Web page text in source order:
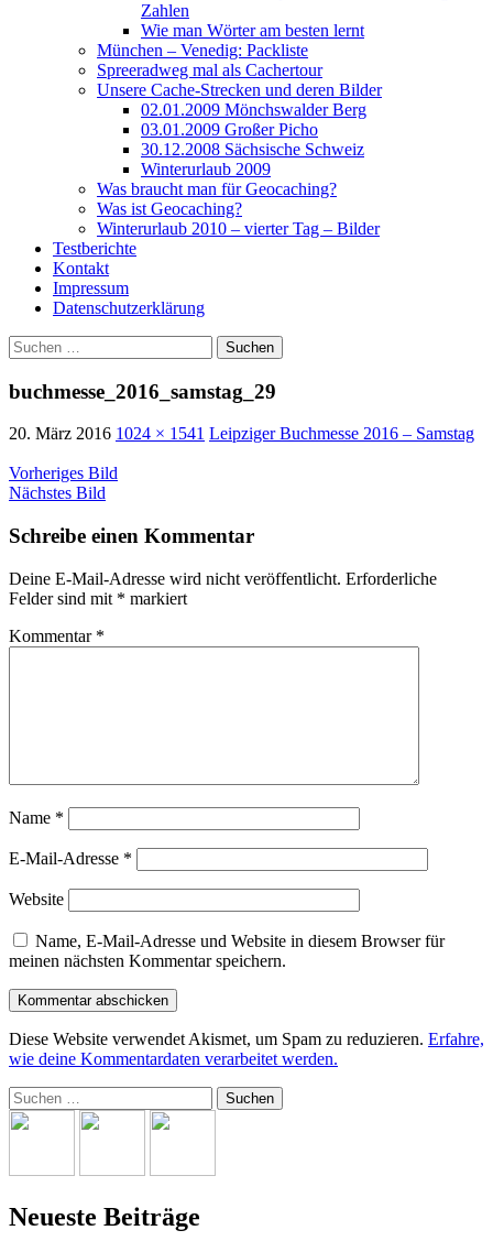
Zahlen
Wie man Wörter am besten lernt
München – Venedig: Packliste
Spreeradweg mal als Cachertour
Unsere Cache-Strecken und deren Bilder
02.01.2009 Mönchswalder Berg
03.01.2009 Großer Picho
30.12.2008 Sächsische Schweiz
Winterurlaub 2009
Was braucht man für Geocaching?
Was ist Geocaching?
Winterurlaub 2010 – vierter Tag – Bilder
Testberichte
Kontakt
Impressum
Datenschutzerklärung
Suchen
nach:
buchmesse_2016_samstag_29
20. März 2016 1024 × 1541 Leipziger Buchmesse 2016 – Samstag
Vorheriges Bild
Nächstes Bild
Schreibe einen Kommentar
Deine E-Mail-Adresse wird nicht veröffentlicht. Erforderliche
Felder sind mit * markiert
Kommentar *
Name *
E-Mail-Adresse *
Website
Name, E-Mail-Adresse und Website in diesem Browser für
meinen nächsten Kommentar speichern.
Diese Website verwendet Akismet, um Spam zu reduzieren. Erfahre,
wie deine Kommentardaten verarbeitet werden.
Suchen
nach:
Neueste Beiträge